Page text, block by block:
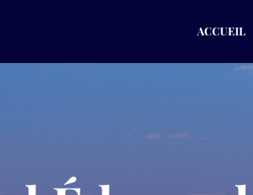
ACCUEIL